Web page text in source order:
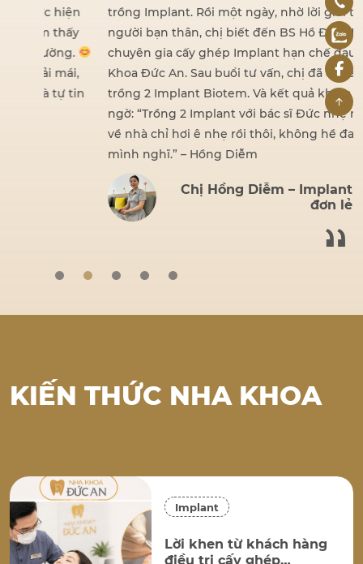
trồng Implant. Rồi một ngày, nhờ lời giới thiệu của
người bạn thân, chị biết đến BS Hồ Đình Đức –
chuyên gia cấy ghép Implant hạn chế đau tại Nha
Khoa Đức An. Sau buổi tư vấn, chị đã quyết định
trồng 2 Implant Biotem. Và kết quả khiến chị bất
ngờ: “Trồng 2 Implant với bác sĩ Đức nhẹ nhàng lắm,
về nhà chỉ hơi ê nhẹ rồi thôi, không hề đau như
mình nghĩ.” – Hồng Diễm
Chị Hồng Diễm – Implant
KIẾN THỨC NHA KHOA
Implant
Lời khen từ khách hàng
điều trị cấy ghép